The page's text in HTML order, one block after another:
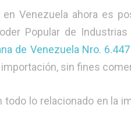
Venezuela ahora es
Popular de
de Venezuela Nro.
sin fines
todo lo relacionado en la